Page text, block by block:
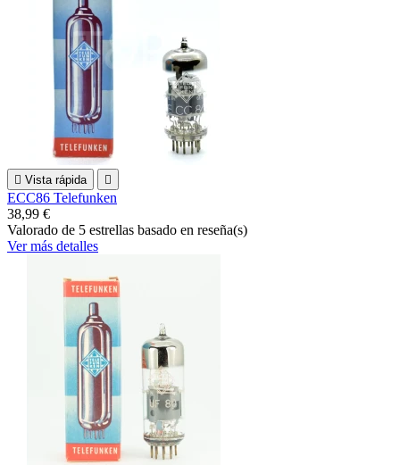
 Vista rápida 
ECC86 Telefunken
38,99 €
Valorado de 5 estrellas basado en reseña(s)
Ver más detalles